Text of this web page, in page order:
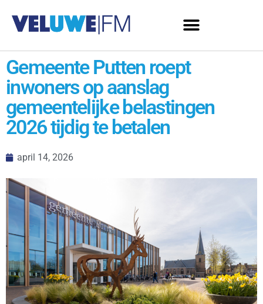
Gemeente Putten roept
inwoners op aanslag
gemeentelijke belastingen
2026 tijdig te betalen
april 14, 2026